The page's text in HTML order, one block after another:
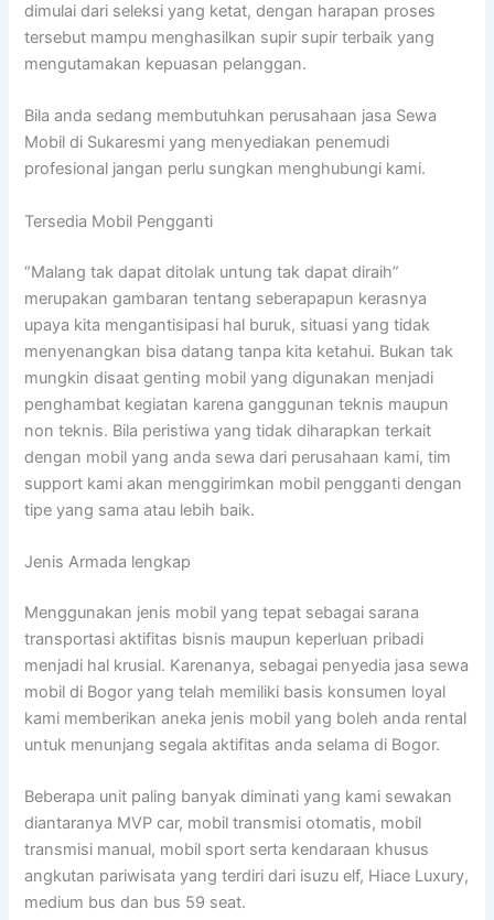
dimulai dari seleksi yang ketat, dengan harapan proses
tersebut mampu menghasilkan supir supir terbaik yang
mengutamakan kepuasan pelanggan.
Bila anda sedang membutuhkan perusahaan jasa Sewa
Mobil di Sukaresmi yang menyediakan penemudi
profesional jangan perlu sungkan menghubungi kami.
Tersedia Mobil Pengganti
“Malang tak dapat ditolak untung tak dapat diraih”
merupakan gambaran tentang seberapapun kerasnya
upaya kita mengantisipasi hal buruk, situasi yang tidak
menyenangkan bisa datang tanpa kita ketahui. Bukan tak
mungkin disaat genting mobil yang digunakan menjadi
penghambat kegiatan karena ganggunan teknis maupun
non teknis. Bila peristiwa yang tidak diharapkan terkait
dengan mobil yang anda sewa dari perusahaan kami, tim
support kami akan menggirimkan mobil pengganti dengan
tipe yang sama atau lebih baik.
Jenis Armada lengkap
Menggunakan jenis mobil yang tepat sebagai sarana
transportasi aktifitas bisnis maupun keperluan pribadi
menjadi hal krusial. Karenanya, sebagai penyedia jasa sewa
mobil di Bogor yang telah memiliki basis konsumen loyal
kami memberikan aneka jenis mobil yang boleh anda rental
untuk menunjang segala aktifitas anda selama di Bogor.
Beberapa unit paling banyak diminati yang kami sewakan
diantaranya MVP car, mobil transmisi otomatis, mobil
transmisi manual, mobil sport serta kendaraan khusus
angkutan pariwisata yang terdiri dari isuzu elf, Hiace Luxury,
medium bus dan bus 59 seat.